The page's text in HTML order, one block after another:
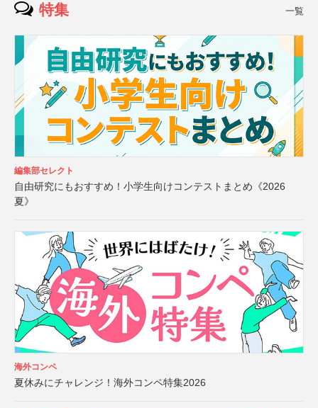
特集 一覧
編集部セレクト
自由研究にもおすすめ！小学生向けコンテストまとめ《2026
夏》
海外コンペ
夏休みにチャレンジ！海外コンペ特集2026